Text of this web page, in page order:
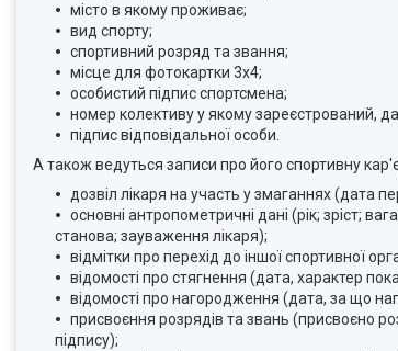
місто в якому проживає;
вид спорту;
спортивний розряд та звання;
місце для фотокартки 3х4;
особистий підпис спортсмена;
номер колективу у якому зареєстрований,
підпис відповідальної особи.
А також ведуться записи про його спортивну
дозвіл лікаря на участь у змаганнях (дата
основні антропометричні дані (рік; зріст;
станова; зауваження лікаря);
відмітки про перехід до іншої спортивної
відомості про стягнення (дата, характер
відомості про нагородження (дата, за що
присвоєння розрядів та звань (присвоєно
підпису);